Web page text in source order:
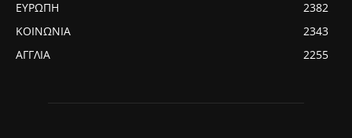
ΕΥΡΩΠΗ
2382
ΚΟΙΝΩΝΙΑ
2343
ΑΓΓΛΙΑ
2255